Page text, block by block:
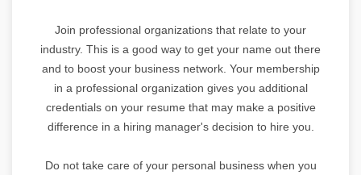
Join professional organizations that relate to your
industry. This is a good way to get your name out there
and to boost your business network. Your membership
in a professional organization gives you additional
credentials on your resume that may make a positive
difference in a hiring manager's decision to hire you.
Do not take care of your personal business when you